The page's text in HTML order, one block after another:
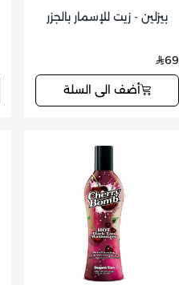
بيزلين - زيت للإسمار بالجزر
69
أضف الى السلة